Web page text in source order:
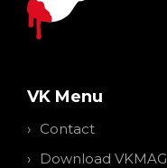
VK Menu
Contact
Download VKMAG